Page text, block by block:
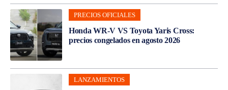
PRECIOS OFICIALES
Honda WR-V VS Toyota Yaris Cross:
precios congelados en agosto 2026
LANZAMIENTOS